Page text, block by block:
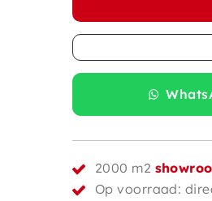
2000 m2
Op voorraad: